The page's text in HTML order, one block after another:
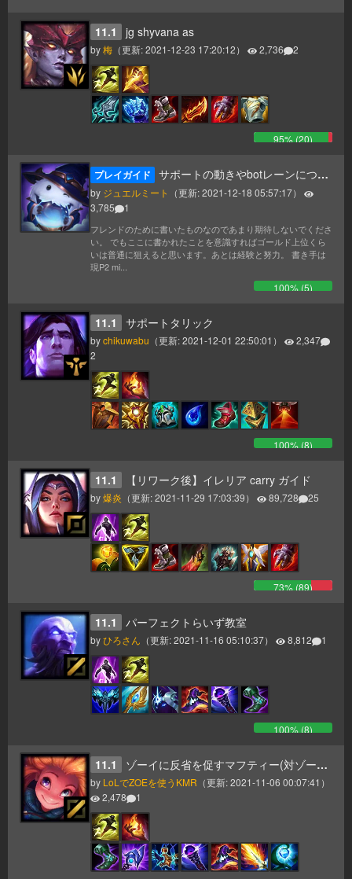
11.1 jg shyvana as
by梅 （更新:2021-12-23 17:20:12） 2,736 2
95% (20)
プレイガイド サポートの動きやbotレーンについてフレンド用考察
by ジュエルミート （更新:2021-12-18 05:57:17）
3,785
1
フレンドのために書いたものなのであまり期待しないでくださ
い。 でもここに書かれたことを意識すればゴールド上位くら
いは普通に狙えると思います。あとは経験と努力。 書き手は
現P2 mi...
100% (5)
11.1 サポートタリック
bychikuwabu （更新:2021-12-01 22:50:01 ）
2,347
2
100% (8)
11.1 【リワーク後】イレリア carry ガイド
by爆炎 （更新:2021-11-29 17:03:39） 89,728 25
73% (89)
11.1 パーフェクトらいず教室
byひろさん （更新:2021-11-16 05:10:37） 8,812 1
100% (8)
11.1 ゾーイに反省を促すマフティー(対ゾーイチャンピオン集)
by LoLでZOEを使うKMR （更新:2021-11-06 00:07:41 ）
2,478
1